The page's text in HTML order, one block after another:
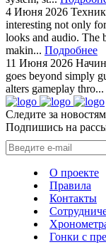
4 Июня 2026
interesting not only
looks and audio. The
makin... Подробнее
11 Июня 2026
goes beyond simply
alters gameplay thro...
Следите за
Подпишись на
О проекте
Правила
Контакты
Гонки с